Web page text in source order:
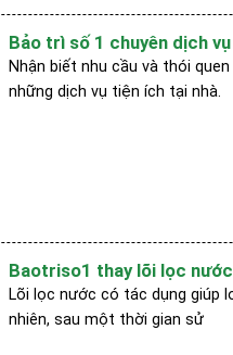
Bảo trì số 1 chuyên dịch
Nhận biết nhu cầu và thói
những dịch vụ tiện ích tại nhà.
Baotriso1 thay lõi lọc
Lõi lọc nước có tác dụng giúp
nhiên, sau một thời gian sử